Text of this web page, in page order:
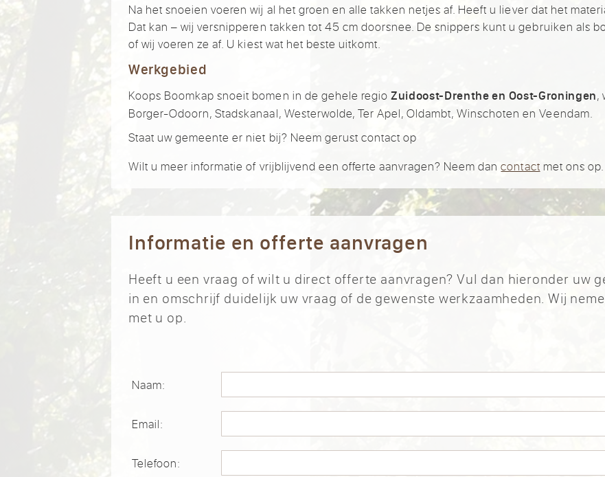
Na het snoeien voeren wij al het groen en alle takken netjes af. Heeft u liever dat het
Dat kan – wij versnipperen takken tot 45 cm doorsnee. De snippers kunt u gebruiken als
of wij voeren ze af. U kiest wat het beste uitkomt.
Werkgebied
Koops Boomkap snoeit bomen in de gehele regio Zuidoost-Drenthe en Oost-Groningen,
Borger-Odoorn, Stadskanaal, Westerwolde, Ter Apel, Oldambt, Winschoten en Veendam.
Staat uw gemeente er niet bij? Neem gerust contact op
Wilt u meer informatie of vrijblijvend een offerte aanvragen? Neem dancontact met ons op.
Informatie en offerte aanvragen
Heeft u een vraag of wilt u direct offerte aanvragen? Vul dan hieronder uw
in en omschrijf duidelijk uw vraag of de gewenste werkzaamheden. Wij
met u op.
Naam:
Email:
Telefoon: